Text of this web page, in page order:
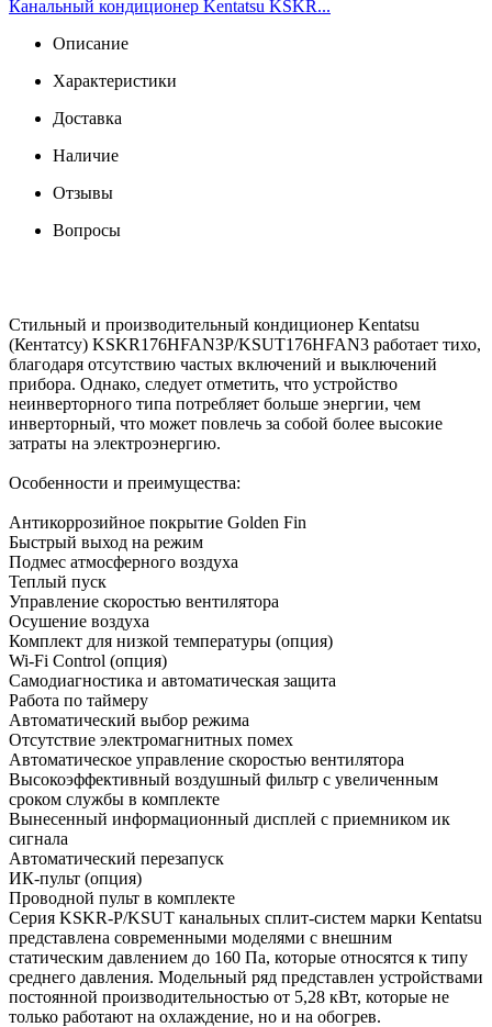
Канальный кондиционер Kentatsu KSKR...
Описание
Характеристики
Доставка
Наличие
Отзывы
Вопросы
Стильный и производительный кондиционер Kentatsu
(Кентатсу) KSKR176HFAN3P/KSUT176HFAN3 работает тихо,
благодаря отсутствию частых включений и выключений
прибора. Однако, следует отметить, что устройство
неинверторного типа потребляет больше энергии, чем
инверторный, что может повлечь за собой более высокие
затраты на электроэнергию.
Особенности и преимущества:
Антикоррозийное покрытие Golden Fin
Быстрый выход на режим
Подмес атмосферного воздуха
Теплый пуск
Управление скоростью вентилятора
Осушение воздуха
Комплект для низкой температуры (опция)
Wi-Fi Control (опция)
Самодиагностика и автоматическая защита
Работа по таймеру
Автоматический выбор режима
Отсутствие электромагнитных помех
Автоматическое управление скоростью вентилятора
Высокоэффективный воздушный фильтр с увеличенным
сроком службы в комплекте
Вынесенный информационный дисплей с приемником ик
сигнала
Автоматический перезапуск
ИК-пульт (опция)
Проводной пульт в комплекте
Серия KSKR-P/KSUT канальных сплит-систем марки Kentatsu
представлена современными моделями с внешним
статическим давлением до 160 Па, которые относятся к типу
среднего давления. Модельный ряд представлен устройствами
постоянной производительностью от 5,28 кВт, которые не
только работают на охлаждение, но и на обогрев.